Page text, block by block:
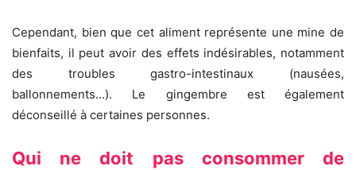
Cependant, bien que cet aliment représente une mine de
bienfaits, il peut avoir des effets indésirables, notamment
des troubles gastro-intestinaux (nausées,
ballonnements…). Le gingembre est également
déconseillé à certaines personnes.
Qui ne doit pas consommer de